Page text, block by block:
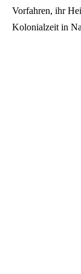
Vorfahren, ihr
Kolonialzeit in